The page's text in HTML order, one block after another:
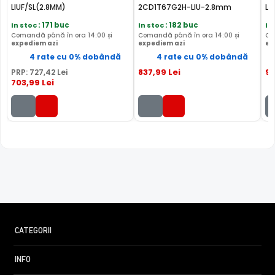
afisare a culorilor, iar pe timpul noptii acesta este retras
imbunatatind vizibilitatea camerei in modul alb/negru.
TRUE WDR (Wide Dinamic Range)
Spre deosebire de functia BLC (compensarea luminii din
LIUF/SL(2.8MM)
In stoc: 171 buc
Comandă până în ora 14:00 și
expediem azi
4 rate cu 0% dobândă
PRP: 727,42 Lei
703,99 Lei
2CD1T67G2H-LIU-2.8mm
In stoc: 182 buc
Comandă până în ora 14:00 și
expediem azi
4 rate cu 0% dobândă
837,99 Lei
In
CATEGORII
INFO